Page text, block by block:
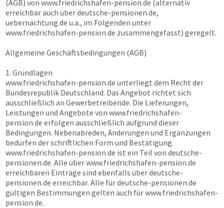
(AGB) von www.friedrichshafen-pension.de (alternativ
erreichbar auch überdeutsche-pensionen.de,
uebernachtung.de u.a., im Folgenden unter
www.friedrichshafen-pension.de zusammengefasst) geregelt.
Allgemeine Geschäftsbedingungen (AGB)
1. Grundlagen
www.friedrichshafen-pension.de unterliegt dem Recht der
Bundesrepublik Deutschland. Das Angebot richtet sich
ausschließlich an Gewerbetreibende. Die Lieferungen,
Leistungen und Angebote von www.friedrichshafen-
pension.de erfolgen ausschließlich aufgrund dieser
Bedingungen. Nebenabreden, Änderungen und Ergänzungen
bedürfen der schriftlichen Form und Bestätigung.
www.friedrichshafen-pension.de ist ein Teil von deutsche-
pensionen.de. Alle überwww.friedrichshafen-pension.de
erreichbaren Einträge sind ebenfalls überdeutsche-
pensionen.de erreichbar. Alle fürdeutsche-pensionen.de
gültigen Bestimmungen gelten auch fürwww.friedrichshafen-
pension.de.